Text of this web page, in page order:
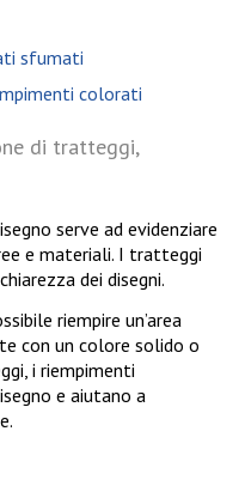
sfumati
colorati
di tratteggi,
serve ad evidenziare
e materiali. I tratteggi
dei disegni.
riempire un’area
con un colore solido o
i riempimenti
e aiutano a